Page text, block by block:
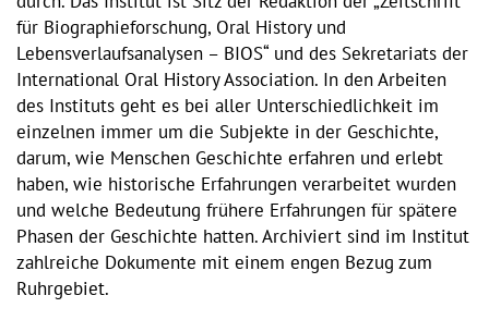
für Biographieforschung, Oral History und
Lebensverlaufsanalysen – BIOS“ und des Sekretariats der
International Oral History Association. In den Arbeiten
des Instituts geht es bei aller Unterschiedlichkeit im
einzelnen immer um die Subjekte in der Geschichte,
darum, wie Menschen Geschichte erfahren und erlebt
haben, wie historische Erfahrungen verarbeitet wurden
und welche Bedeutung frühere Erfahrungen für spätere
Phasen der Geschichte hatten. Archiviert sind im Institut
zahlreiche Dokumente mit einem engen Bezug zum
Ruhrgebiet.